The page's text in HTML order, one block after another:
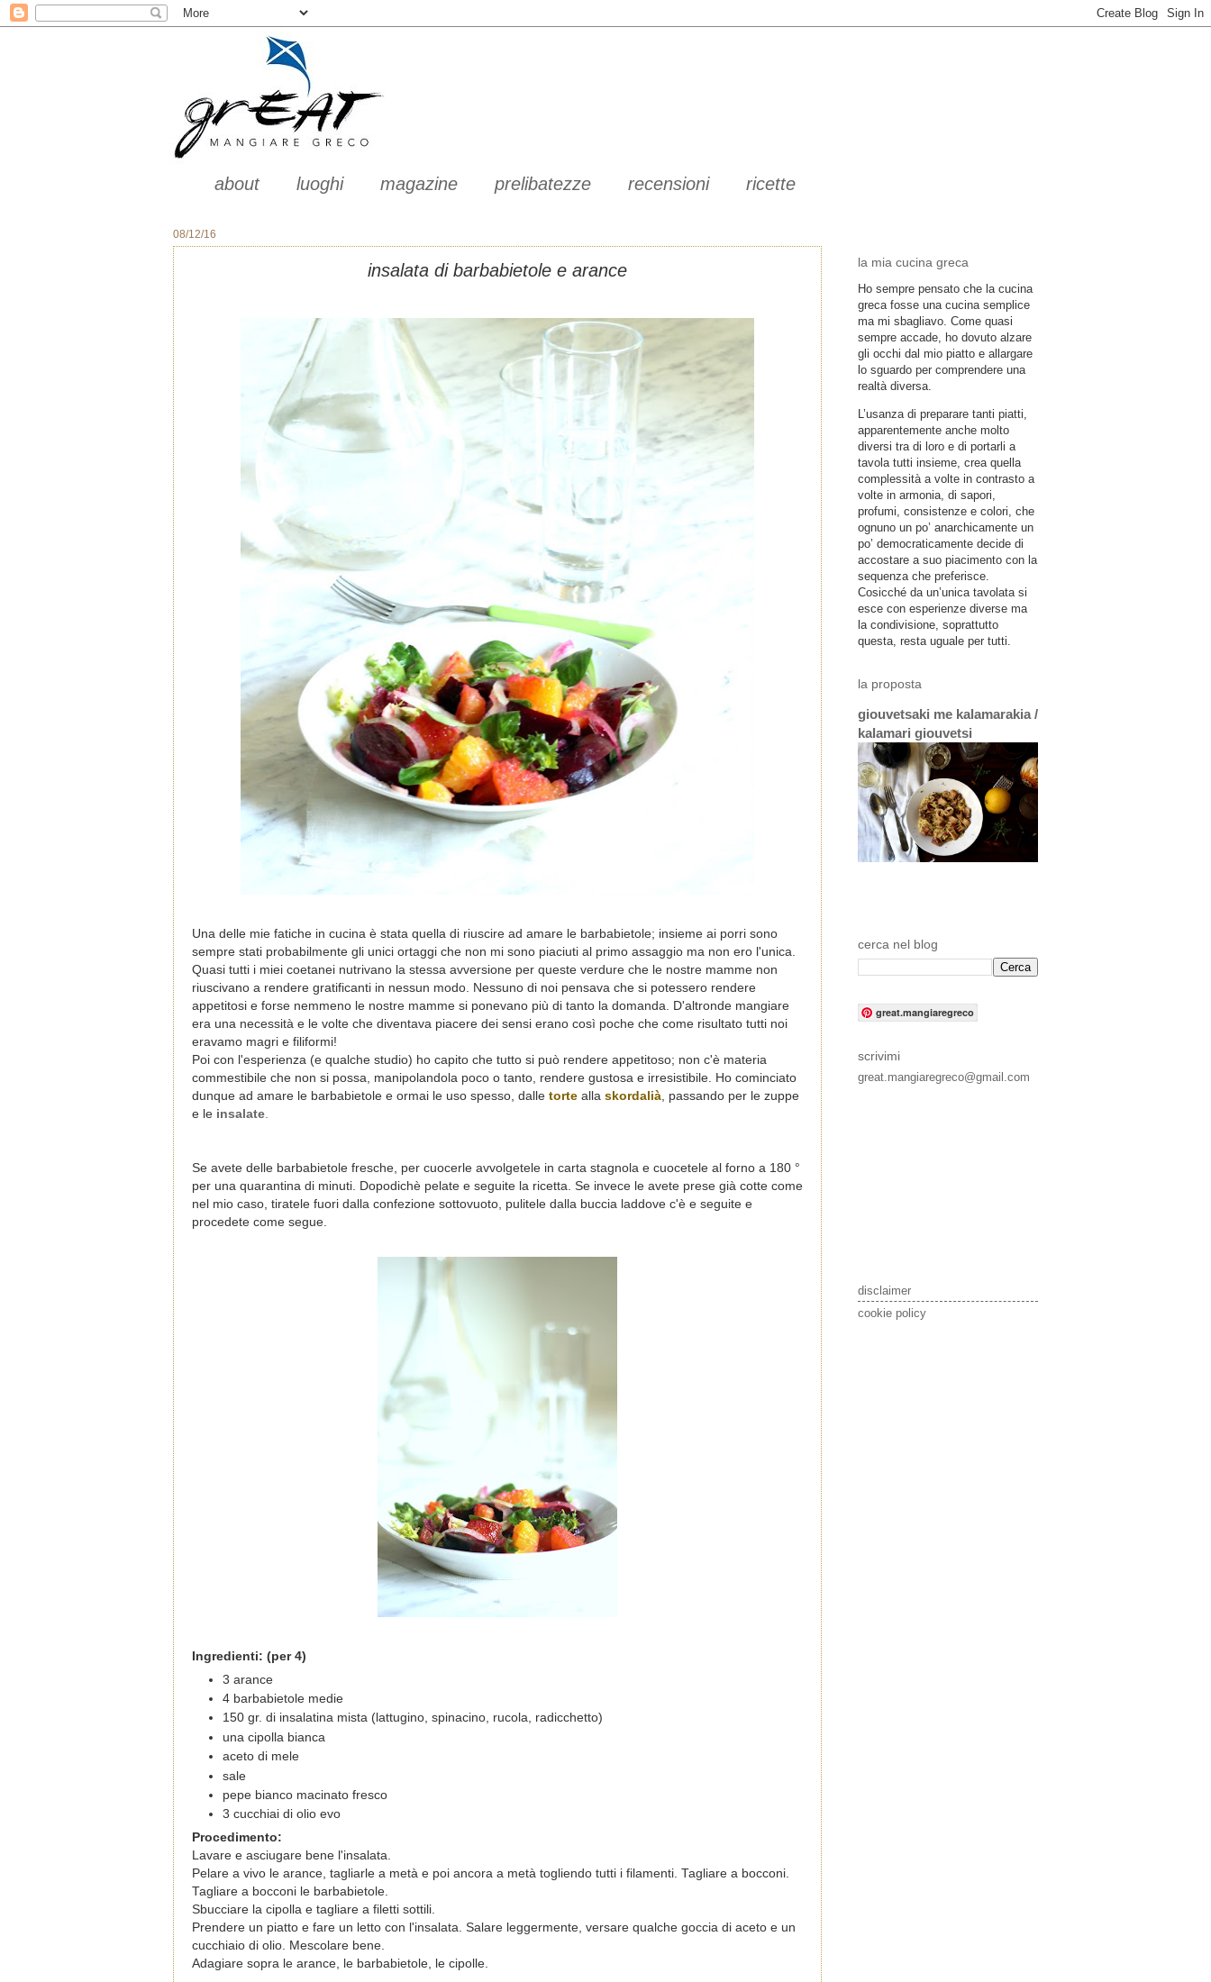
about luoghi magazine prelibatezze recensioni ricette
08/12/16
insalata di barbabietole e arance
Una delle mie fatiche in cucina è stata quella di riuscire ad amare le barbabietole; insieme ai porri sono
sempre stati probabilmente gli unici ortaggi che non mi sono piaciuti al primo assaggio ma non ero l'unica.
Quasi tutti i miei coetanei nutrivano la stessa avversione per queste verdure che le nostre mamme non
riuscivano a rendere gratificanti in nessun modo. Nessuno di noi pensava che si potessero rendere
appetitosi e forse nemmeno le nostre mamme si ponevano più di tanto la domanda. D'altronde mangiare
era una necessità e le volte che diventava piacere dei sensi erano così poche che come risultato tutti noi
eravamo magri e filiformi!
Poi con l'esperienza (e qualche studio) ho capito che tutto si può rendere appetitoso; non c'è materia
commestibile che non si possa, manipolandola poco o tanto, rendere gustosa e irresistibile. Ho cominciato
dunque ad amare le barbabietole e ormai le uso spesso, dalle torte alla skordalià , passando per le zuppe
e le insalate
Se avete delle barbabietole fresche, per cuocerle avvolgetele in carta stagnola e cuocetele al forno a 180 °
per una quarantina di minuti. Dopodichè pelate e seguite la ricetta. Se invece le avete prese già cotte come
nel mio caso, tiratele fuori dalla confezione sottovuoto, pulitele dalla buccia laddove c'è e seguite e
procedete come segue.
Ingredienti: (per 4)
3 arance
4 barbabietole medie
150 gr. di insalatina mista (lattugino, spinacino, rucola, radicchetto)
una cipolla bianca
aceto di mele
sale
pepe bianco macinato fresco
3 cucchiai di olio evo
Procedimento:
Lavare e asciugare bene l'insalata.
Pelare a vivo le arance, tagliarle a metà e poi ancora a metà togliendo tutti i filamenti. Tagliare a bocconi.
Tagliare a bocconi le barbabietole.
Sbucciare la cipolla e tagliare a filetti sottili.
Prendere un piatto e fare un letto con l'insalata. Salare leggermente, versare qualche goccia di aceto e un
cucchiaio di olio. Mescolare bene.
Adagiare sopra le arance, le barbabietole, le cipolle.
la mia cucina greca
Ho sempre pensato che la cucina
greca fosse una cucina semplice
ma mi sbagliavo. Come quasi
sempre accade, ho dovuto alzare
gli occhi dal mio piatto e allargare
lo sguardo per comprendere una
realtà diversa.
L’usanza di preparare tanti piatti,
apparentemente anche molto
diversi tra di loro e di portarli a
tavola tutti insieme, crea quella
complessità a volte in contrasto a
volte in armonia, di sapori,
profumi, consistenze e colori, che
ognuno un po’ anarchicamente un
po’ democraticamente decide di
accostare a suo piacimento con la
sequenza che preferisce.
Cosicché da un’unica tavolata si
esce con esperienze diverse ma
la condivisione, soprattutto
questa, resta uguale per tutti.
la proposta
giouvetsaki me kalamarakia /
kalamari giouvetsi
cerca nel blog
great.mangiaregreco
scrivimi
great.mangiaregreco@gmail.com
disclaimer
cookie policy